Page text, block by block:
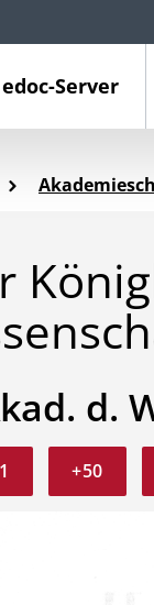
edoc-Server
d.
+50